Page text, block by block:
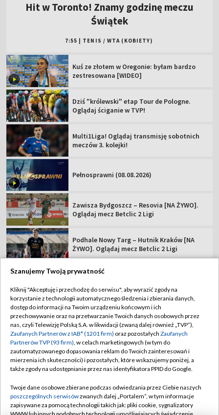
Hit w Toronto! Znamy godzinę meczu
Świątek
7:55 TENIS / WTA (KOBIETY)
Kuś ze złotem w Oregonie: byłam bardzo
zestresowana [WIDEO]
Dziś "królewski" etap Tour de Pologne.
Oglądaj ściganie w TVP!
Multi1Liga! Oglądaj transmisję sobotnich
meczów 3. kolejki!
Pełnosprawni (08.08.2026)
Zawisza Bydgoszcz – Resovia [NA ŻYWO].
Oglądaj mecz Betclic 2 Ligi
Podhale Nowy Targ – Hutnik Kraków [NA
ŻYWO]. Oglądaj mecz Betclic 2 Ligi
TVP
Abonament TVP
Sklep TVP
Biuro Reklamy
Oferta Handlowa
Emisja w TVP
Rada Programowa
Regulamin TVP
Polityka prywatności
Moje zgody
Biuro reklamy
Kanały
Szanujemy Twoją prywatność
Kliknij "Akceptuję i przechodzę do serwisu", aby wyrazić zgody na
korzystanie z technologii automatycznego śledzenia i zbierania danych,
dostęp do informacji na Twoim urządzeniu końcowym i ich
przechowywanie oraz na przetwarzanie Twoich danych osobowych przez
nas, czyli Telewizję Polską S.A. w likwidacji (zwaną dalej również „TVP”),
Zaufanych Partnerów z IAB* (1201 firm) oraz pozostałych Zaufanych
Partnerów TVP (93 firm), w celach marketingowych (w tym do
zautomatyzowanego dopasowania reklam do Twoich zainteresowań i
mierzenia ich skuteczności) i pozostałych, które wskazujemy poniżej, a
także zgody na udostępnianie przez nas identyfikatora PPID do Google.
Twoje dane osobowe zbierane podczas odwiedzania przez Ciebie naszych
poszczególnych serwisówzwanych dalej „Portalem”, w tym informacje
zapisywane za pomocą technologii takich jak: pliki cookie, sygnalizatory